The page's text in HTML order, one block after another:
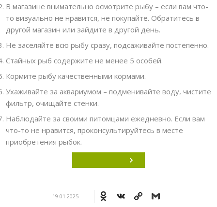
В магазине внимательно осмотрите рыбу – если вам что-
то визуально не нравится, не покупайте. Обратитесь в
другой магазин или зайдите в другой день.
Не заселяйте всю рыбу сразу, подсаживайте постепенно.
Стайных рыб содержите не менее 5 особей.
Кормите рыбу качественными кормами.
Ухаживайте за аквариумом – подменивайте воду, чистите
фильтр, очищайте стенки.
Наблюдайте за своими питомцами ежедневно. Если вам
что-то не нравится, проконсультируйтесь в месте
приобретения рыбок.
19 01 2025 Odnoklassniki
VK
Copy